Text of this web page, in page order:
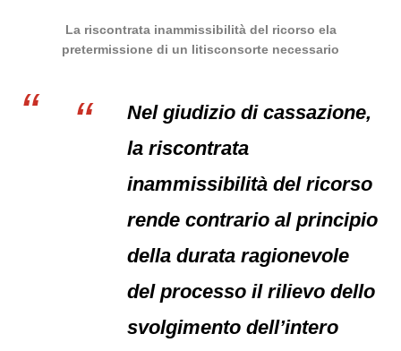
La riscontrata inammissibilità del ricorso ela
pretermissione di un litisconsorte necessario
Nel giudizio di cassazione,
la riscontrata
inammissibilità del ricorso
rende contrario al principio
della durata ragionevole
del processo il rilievo dello
svolgimento dell’intero